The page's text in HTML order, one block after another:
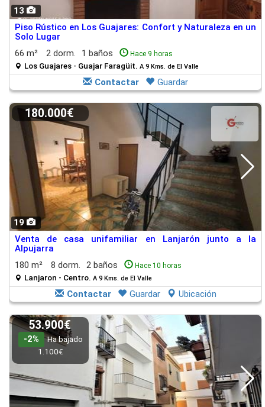
13
Piso Rústico en Los Guajares: Confort y Naturaleza en un
Solo Lugar
66 m²
2 dorm. 1 baños Hace 9 horas
Los Guajares - Guajar Faragüit. A 9 Kms. de El Valle
Contactar Guardar
19
180.000€
Venta de casa unifamiliar en Lanjarón junto a la
Alpujarra
180 m²
8 dorm. 2 baños Hace 10 horas
Lanjaron - Centro. A 9 Kms. de El Valle
Contactar Guardar Ubicación
53.900€
-2%
Ha bajado
1.100€